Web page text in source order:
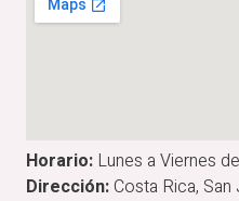
Horario: Lunes a Viernes
Dirección:Costa Rica, San